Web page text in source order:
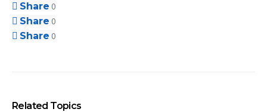
Share 0
Share 0
Share 0
Related Topics